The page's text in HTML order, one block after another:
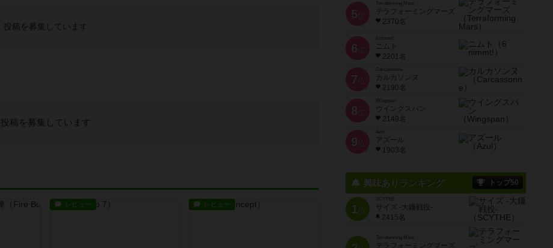
投稿を募集しています
投稿を募集しています
レビュー レビュー
5 位
Terraforming Mars
テラフォーミングマーズ
2370名
6 位
ニムト
2201名
7 位
Carcassonne
カルカソンヌ
2190名
8 位
Wingspan
ウイングスパン
2149名
9 位
Azul
アズール
1903名
興味ありランキング トップ50
1位
SCYTHE
サイズ -大鎌戦役-
2415名
Terraforming Mars
テラフォーミングマーズ